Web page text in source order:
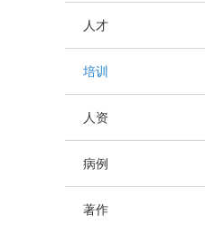
人才
培训
人资
病例
著作